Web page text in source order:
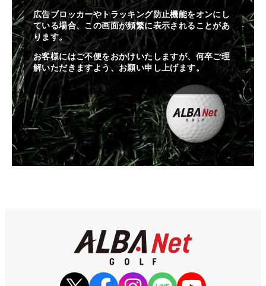
広告ブロッカーやトラッキング防止機能をオンにし
ている場合、この画面が頻繁に表示されることがあ
ります。
お客様にはご不便をおかけいたしますが、何卒ご理
解いただきますよう、お願い申し上げます。